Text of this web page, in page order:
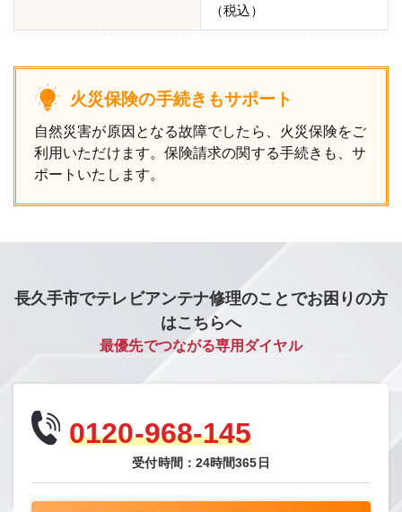
（税込）
火災保険の手続きもサポート
自然災害が原因となる故障でしたら、火災保険をご
利用いただけます。保険請求の関する手続きも、サ
ポートいたします。
長久手市でテレビアンテナ修理のことでお困りの方
はこちらへ
最優先でつながる専用ダイヤル
0120-968-145
受付時間：24時間365日